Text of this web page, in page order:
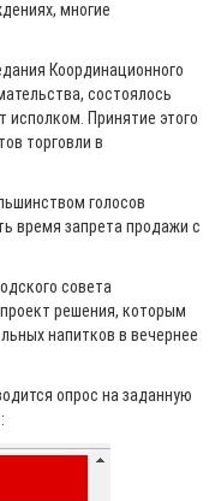
многие
Координационного
состоялось
Принятие этого
торговли в
голосов
время запрета продажи с
совета
проект решения, которым
напитков в вечернее
опрос на заданную